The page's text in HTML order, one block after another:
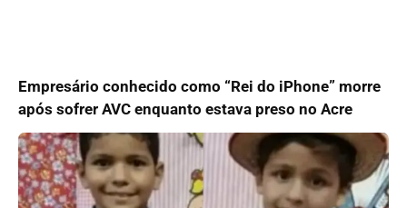
Empresário conhecido como “Rei do iPhone” morre
após sofrer AVC enquanto estava preso no Acre